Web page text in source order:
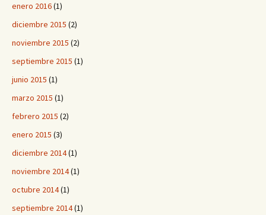
enero 2016(1)
diciembre 2015 (2)
noviembre 2015 (2)
septiembre 2015 (1)
junio 2015 (1)
marzo 2015 (1)
febrero 2015 (2)
enero 2015 (3)
diciembre 2014(1)
noviembre 2014(1)
octubre 2014(1)
septiembre 2014(1)